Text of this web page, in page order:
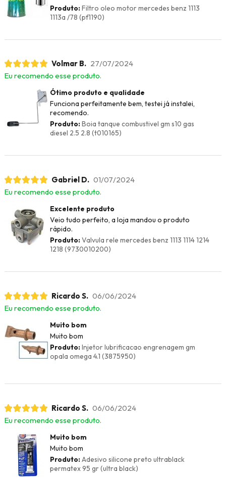
Produto:Filtro oleo motor mercedes benz 1113
1113a /78 (pf1190)
Volmar B. 27/07/2024
Eu recomendo esse produto.
Ótimo produto e qualidade
Funciona perfeitamente bem, testei já instalei,
recomendo.
Produto:Boia tanque combustivel gm s10 gas
diesel 2.5 2.8 (t010165)
Gabriel D. 01/07/2024
Eu recomendo esse produto.
Excelente produto
Veio tudo perfeito, a loja mandou o produto
rápido.
Produto:Valvula rele mercedes benz 1113 1114 1214
1218 (9730010200)
Ricardo S. 06/06/2024
Eu recomendo esse produto.
Muito bom
Muito bom
Produto:Injetor lubrificacao engrenagem gm
opala omega 4.1 (3875950)
Ricardo S. 06/06/2024
Eu recomendo esse produto.
Muito bom
Muito bom
Produto:Adesivo silicone preto ultrablack
permatex 95 gr (ultra black)